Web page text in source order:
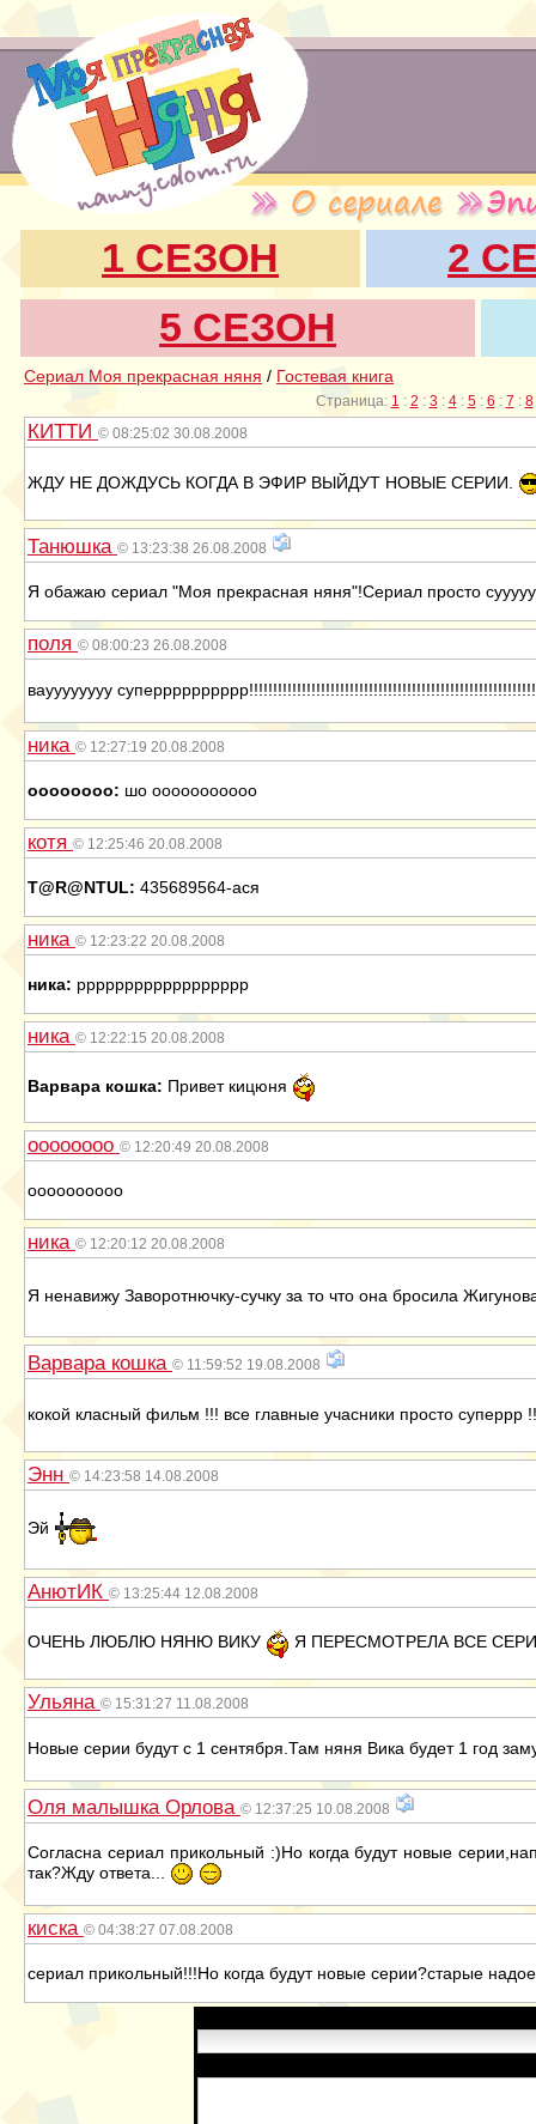
1 СЕЗОН
2
5 СЕЗОН
Сериал Моя прекрасная няня / Гостевая книга
Страница: 1 : 2 : 3 : 4: 5: 6 : 7 : 8
КИТТИ © 08:25:02 30.08.2008
ЖДУ НЕ ДОЖДУСЬ КОГДА В ЭФИР ВЫЙДУТ НОВЫЕ СЕРИИ.
Танюшка © 13:23:38 26.08.2008
Я обажаю сериал "Моя прекрасная няня"!Сериал просто
поля © 08:00:23 26.08.2008
вауууууууу
ника © 12:27:19 20.08.2008
оооооооо: шо ооооооооооо
котя © 12:25:46 20.08.2008
T@R@NTUL: 435689564-ася
ника © 12:23:22 20.08.2008
ника: рррррррррррррррррр
ника © 12:22:15 20.08.2008
Варвара кошка: Привет кицюня
оооооооо © 12:20:49 20.08.2008
оооооооооо
ника © 12:20:12 20.08.2008
Я ненавижу Заворотнючку-сучку за то что она бросила
Варвара кошка © 11:59:52 19.08.2008
кокой класный фильм !!! все главные учасники просто суперрр
Энн © 14:23:58 14.08.2008
Эй
АнютИК © 13:25:44 12.08.2008
ОЧЕНЬ ЛЮБЛЮ НЯНЮ ВИКУ Я ПЕРЕСМОТРЕЛА ВСЕ
Ульяна © 15:31:27 11.08.2008
Новые серии будут с 1 сентября.Там няня Вика будет 1 год
Оля малышка Орлова © 12:37:25 10.08.2008
Согласна сериал прикольный :)Но когда будут новые
так?Жду ответа...
киска © 04:38:27 07.08.2008
сериал прикольный!!!Но когда будут новые серии?старые